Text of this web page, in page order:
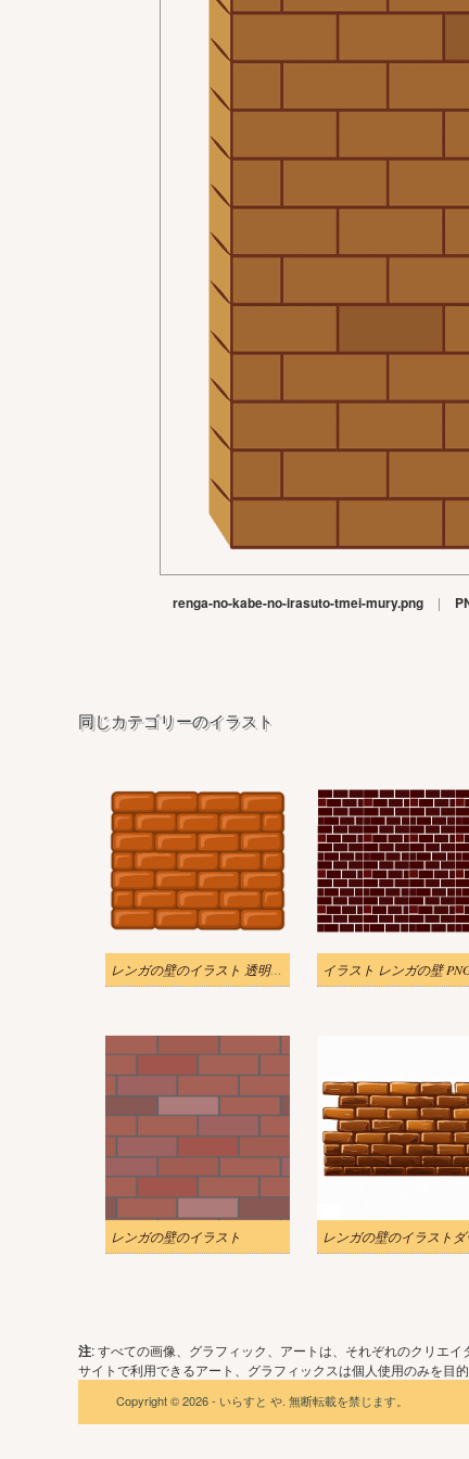
renga-no-kabe-no-irasuto-tmei-mury.png |
同じカテゴリーのイラスト
レンガの壁のイラスト 透明な背景
レンガの壁のイラスト
注: すべての画像、グラフィック、アートは、それぞれのクリエ
サイトで利用できるアート、グラフィックスは個人使用のみを目
Copyright © 2026 - いらすと や. 無断転載を禁じます。